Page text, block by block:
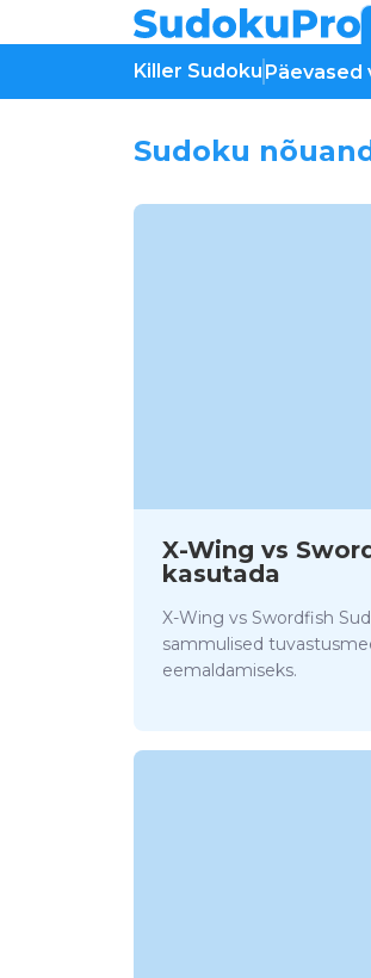
Killer Sudoku Päevased
Sudoku
X-Wing vs
kasutada
X-Wing vs Swordfish
sammulised
eemaldamiseks.